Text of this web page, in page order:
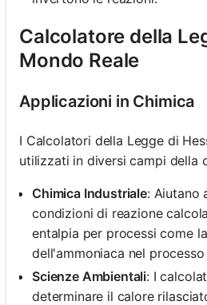
Calcolatore della
Mondo Reale
Applicazioni in Chimica
I Calcolatori della Legge di
utilizzati in diversi campi della
Chimica Industriale: Aiutano
condizioni di reazione
entalpia per processi come
dell'ammoniaca nel
Scienze Ambientali: I
determinare il calore